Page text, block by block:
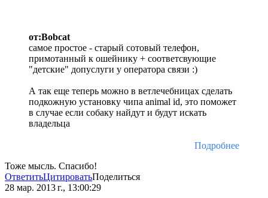
от:Bobcat
самое простое - старый сотовый телефон,
примотанный к ошейнику + соответсвующие
"детские" допуслуги у оператора связи :)
А так еще теперь можно в ветлечебницах сделать
подкожную установку чипа animal id, это поможет
в случае если собаку найдут и будут искать
владельца
Подробнее
Тоже мысль. Спасибо!
ОтветитьЦитироватьПоделиться
28 мар. 2013 г., 13:00:29